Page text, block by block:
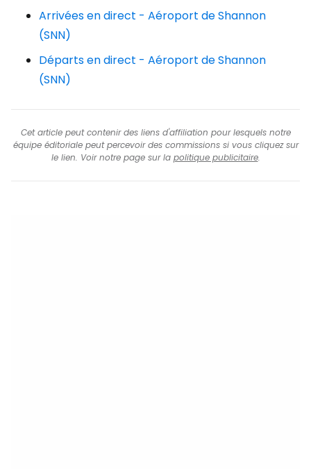
Arrivées en direct - Aéroport de Shannon
(SNN)
Départs en direct - Aéroport de Shannon
(SNN)
Cet article peut contenir des liens d'affiliation pour lesquels notre
équipe éditoriale peut percevoir des commissions si vous cliquez sur
le lien. Voir notre page sur la politique publicitaire.